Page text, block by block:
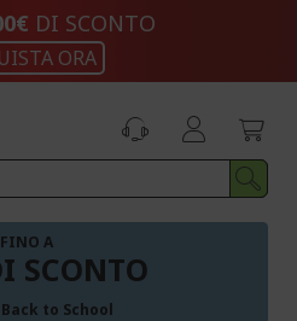
DI SCONTO
ORA
FINO A
SCONTO
to School